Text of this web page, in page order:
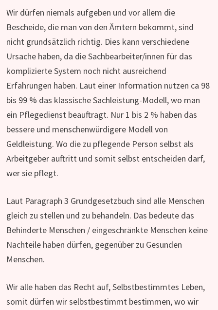
Wir dürfen niemals aufgeben und vor allem die
Bescheide, die man von den Ämtern bekommt, sind
nicht grundsätzlich richtig. Dies kann verschiedene
Ursache haben, da die Sachbearbeiter/innen für das
komplizierte System noch nicht ausreichend
Erfahrungen haben. Laut einer Information nutzen ca 98
bis 99 % das klassische Sachleistung-Modell, wo man
ein Pflegedienst beauftragt. Nur 1 bis 2 % haben das
bessere und menschenwürdigere Modell von
Geldleistung. Wo die zu pflegende Person selbst als
Arbeitgeber auftritt und somit selbst entscheiden darf,
wer sie pflegt.
Laut Paragraph 3 Grundgesetzbuch sind alle Menschen
gleich zu stellen und zu behandeln. Das bedeute das
Behinderte Menschen / eingeschränkte Menschen keine
Nachteile haben dürfen, gegenüber zu Gesunden
Menschen.
Wir alle haben das Recht auf, Selbstbestimmtes Leben,
somit dürfen wir selbstbestimmt bestimmen, wo wir